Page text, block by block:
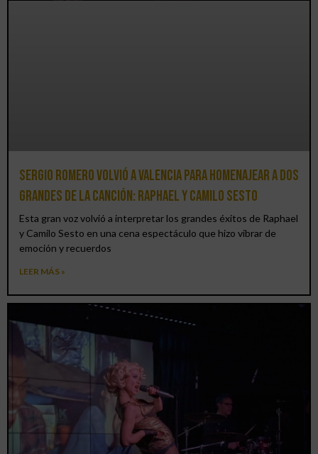
Sergio Romero volvió a Valencia para homenajear a dos
grandes de la canción: Raphael y Camilo Sesto
Esta gran voz volvió a interpretar los grandes éxitos de Raphael
y Camilo Sesto en una cena espectáculo que hizo vibrar de
emoción y recuerdos
LEER MÁS »